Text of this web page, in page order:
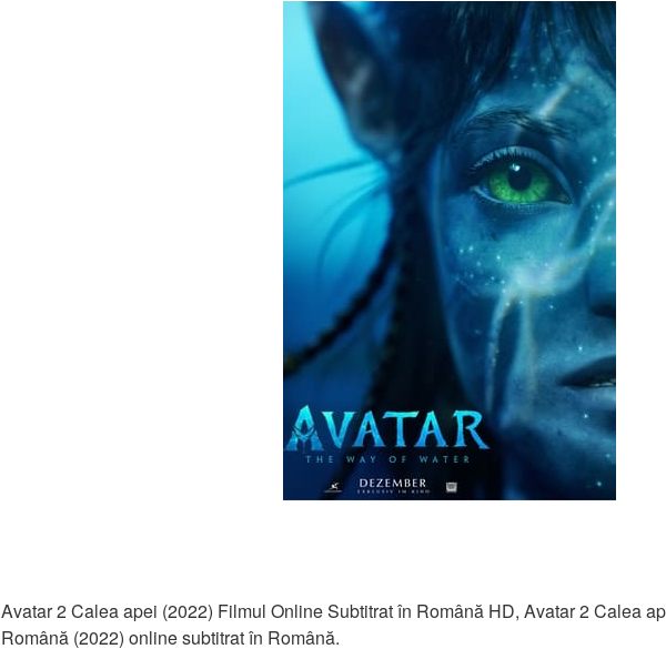
Avatar 2 Calea apei (2022) Filmul Online Subtitrat în Română HD, Avatar 2 Calea
Română (2022) online subtitrat în Română.